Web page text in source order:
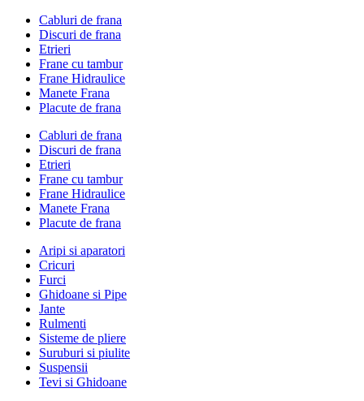
Cabluri de frana
Discuri de frana
Etrieri
Frane cu tambur
Frane Hidraulice
Manete Frana
Placute de frana
Cabluri de frana
Discuri de frana
Etrieri
Frane cu tambur
Frane Hidraulice
Manete Frana
Placute de frana
Aripi si aparatori
Cricuri
Furci
Ghidoane si Pipe
Jante
Rulmenti
Sisteme de pliere
Suruburi si piulite
Suspensii
Tevi si Ghidoane